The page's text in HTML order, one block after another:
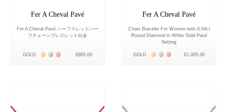
Fer A Cheval Pavé
Fer A Cheval Pavé ハーフスレッドハー
フチェーンブレスレット白金
GOLD Жёлтое золото 18К
Белое золото 18К
Розовое золото 18К
€865.00
Fer A Cheval Pavé
Chain Bracelet For Women with 0.04ct
Round Diamond in White Gold Pavé
Setting
GOLD Жёлтое золото 18К
Белое золото 18К
Розовое золото 18К
€1,005.00